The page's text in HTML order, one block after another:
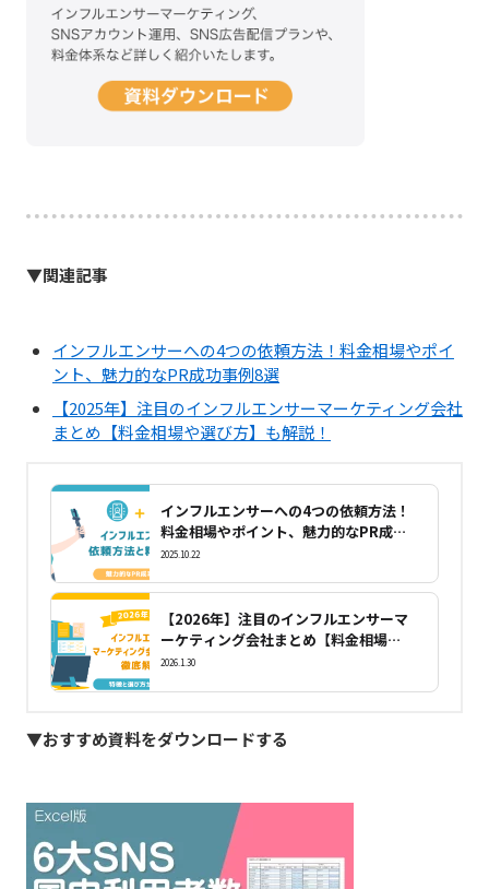
▼関連記事
インフルエンサーへの4つの依頼方法！料金相場やポイ
ント、魅力的なPR成功事例8選
【2025年】注目のインフルエンサーマーケティング会社
まとめ【料金相場や選び方】も解説！
インフルエンサーへの4つの依頼方法！
料金相場やポイント、魅力的なPR成功
事例8選
2025.10.22
【2026年】注目のインフルエンサーマ
ーケティング会社まとめ【料金相場や
選び方】も解説！
2026.1.30
▼おすすめ資料をダウンロードする